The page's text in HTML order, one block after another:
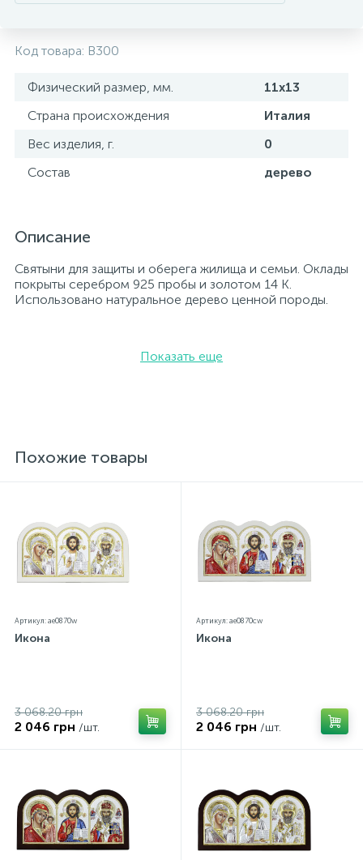
Код товара: B300
Физический размер, мм.
11х13
Страна происхождения
Италия
Вес изделия, г.
0
Состав
дерево
Описание
Святыни для защиты и оберега жилища и семьи. Оклады
покрыты серебром 925 пробы и золотом 14 К.
Использовано натуральное дерево ценной породы.
Показать еще
Похожие товары
Артикул: ae0870w
Икона
3 068.20 грн
2 046 грн /шт.
Артикул: ae0870cw
Икона
3 068.20 грн
2 046 грн /шт.